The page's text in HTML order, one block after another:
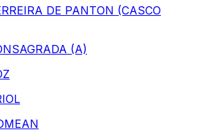
DE PANTON (CASCO
(A)